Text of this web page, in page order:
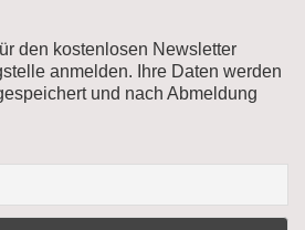
den kostenlosen Newsletter
anmelden. Ihre Daten werden
und nach Abmeldung